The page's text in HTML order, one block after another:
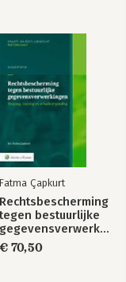
Essentialism
Fatma Çapkurt
Rechtsbescherming
tegen bestuurlijke
gegevensverwerkingen
€ 70,50